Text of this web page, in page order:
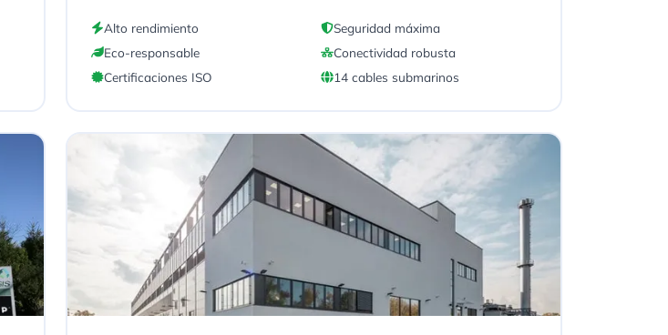
Alto rendimiento
Seguridad máxima
Eco-responsable
Conectividad robusta
Certificaciones ISO
14 cables submarinos